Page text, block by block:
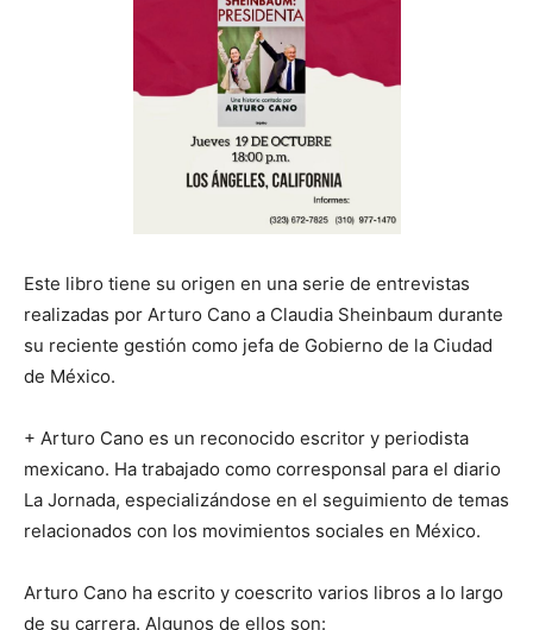
Este libro tiene su origen en una serie de entrevistas
realizadas por Arturo Cano a Claudia Sheinbaum durante
su reciente gestión como jefa de Gobierno de la Ciudad
de México.
+ Arturo Cano es un reconocido escritor y periodista
mexicano. Ha trabajado como corresponsal para el diario
La Jornada, especializándose en el seguimiento de temas
relacionados con los movimientos sociales en México.
Arturo Cano ha escrito y coescrito varios libros a lo largo
de su carrera. Algunos de ellos son: